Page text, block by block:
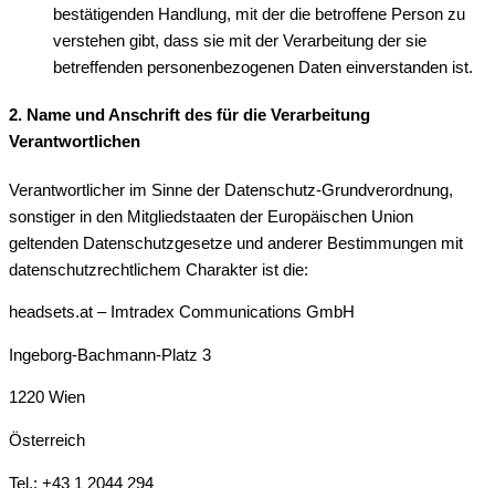
bestätigenden Handlung, mit der die betroffene Person zu
verstehen gibt, dass sie mit der Verarbeitung der sie
betreffenden personenbezogenen Daten einverstanden ist.
2. Name und Anschrift des für die Verarbeitung
Verantwortlichen
Verantwortlicher im Sinne der Datenschutz-Grundverordnung,
sonstiger in den Mitgliedstaaten der Europäischen Union
geltenden Datenschutzgesetze und anderer Bestimmungen mit
datenschutzrechtlichem Charakter ist die:
headsets.at – Imtradex Communications GmbH
Ingeborg-Bachmann-Platz 3
1220 Wien
Österreich
Tel.: +43 1 2044 294